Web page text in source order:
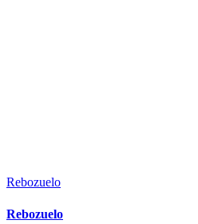
Rebozuelo
Rebozuelo